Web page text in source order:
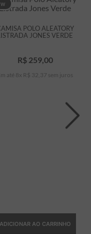
POLO ALEATORY
JONES VERDE
R$ 259,00
até 8 x R$ 32 37 sem juros
ADICIONAR AO CARRINHO